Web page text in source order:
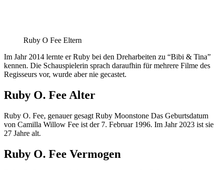
Ruby O Fee Eltern
Im Jahr 2014 lernte er Ruby bei den Dreharbeiten zu “Bibi & Tina”
kennen. Die Schauspielerin sprach daraufhin für mehrere Filme des
Regisseurs vor, wurde aber nie gecastet.
Ruby O. Fee Alter
Ruby O. Fee, genauer gesagt Ruby Moonstone Das Geburtsdatum
von Camilla Willow Fee ist der 7. Februar 1996. Im Jahr 2023 ist sie
27 Jahre alt.
Ruby O. Fee Vermogen